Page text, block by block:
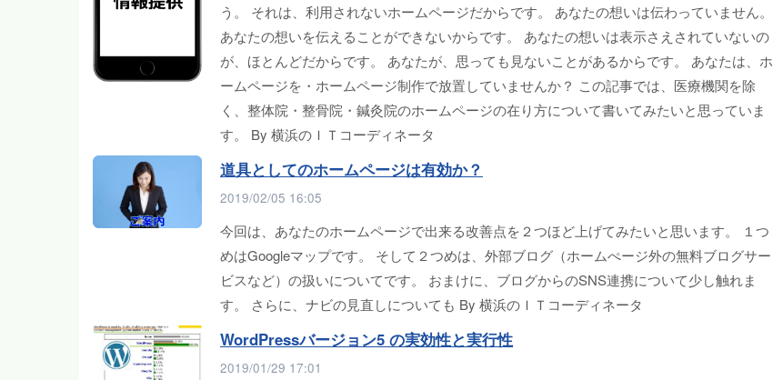
う。 それは、利用されないホームページだからです。 あなたの想いは伝わっていません。
あなたの想いを伝えることができないからです。 あなたの想いは表示さえされていないの
が、ほとんどだからです。 あなたが、思っても見ないことがあるからです。 あなたは、ホ
ームページを・ホームページ制作で放置していませんか？ この記事では、医療機関を除
く、整体院・整骨院・鍼灸院のホームページの在り方について書いてみたいと思っていま
す。 By 横浜のＩＴコーディネータ
道具としてのホームページは有効か？
2019/02/05 16:05
今回は、あなたのホームページで出来る改善点を２つほど上げてみたいと思います。 １つ
めはGoogleマップです。 そして２つめは、外部ブログ（ホームぺージ外の無料ブログサー
ビスなど）の扱いについてです。 おまけに、ブログからのSNS連携について少し触れま
す。 さらに、ナビの見直しについても By 横浜のＩＴコーディネータ
WordPressバージョン5 の実効性と実行性
2019/01/29 17:01